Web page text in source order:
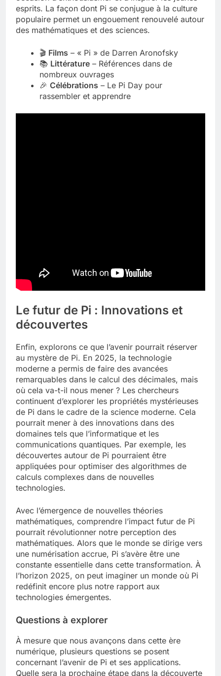
esprits. La façon dont Pi se conjugue à la culture
populaire permet un engouement renouvelé autour
des mathématiques et des sciences.
🎬 Films – « Pi » de Darren Aronofsky
📚 Littérature – Références dans de
nombreux ouvrages
🎉 Célébrations – Le Pi Day pour
rassembler et apprendre
Le futur de Pi : Innovations et
découvertes
Enfin, explorons ce que l’avenir pourrait réserver
au mystère de Pi. En 2025, la technologie
moderne a permis de faire des avancées
remarquables dans le calcul des décimales, mais
où cela va-t-il nous mener ? Les chercheurs
continuent d’explorer les propriétés mystérieuses
de Pi dans le cadre de la science moderne. Cela
pourrait mener à des innovations dans des
domaines tels que l’informatique et les
communications quantiques. Par exemple, les
découvertes autour de Pi pourraient être
appliquées pour optimiser des algorithmes de
calculs complexes dans de nouvelles
technologies.
Avec l’émergence de nouvelles théories
mathématiques, comprendre l’impact futur de Pi
pourrait révolutionner notre perception des
mathématiques. Alors que le monde se dirige vers
une numérisation accrue, Pi s’avère être une
constante essentielle dans cette transformation. À
l’horizon 2025, on peut imaginer un monde où Pi
redéfinit encore plus notre rapport aux
technologies émergentes.
Questions à explorer
À mesure que nous avançons dans cette ère
numérique, plusieurs questions se posent
concernant l’avenir de Pi et ses applications.
Quelle sera la prochaine étape dans la découverte